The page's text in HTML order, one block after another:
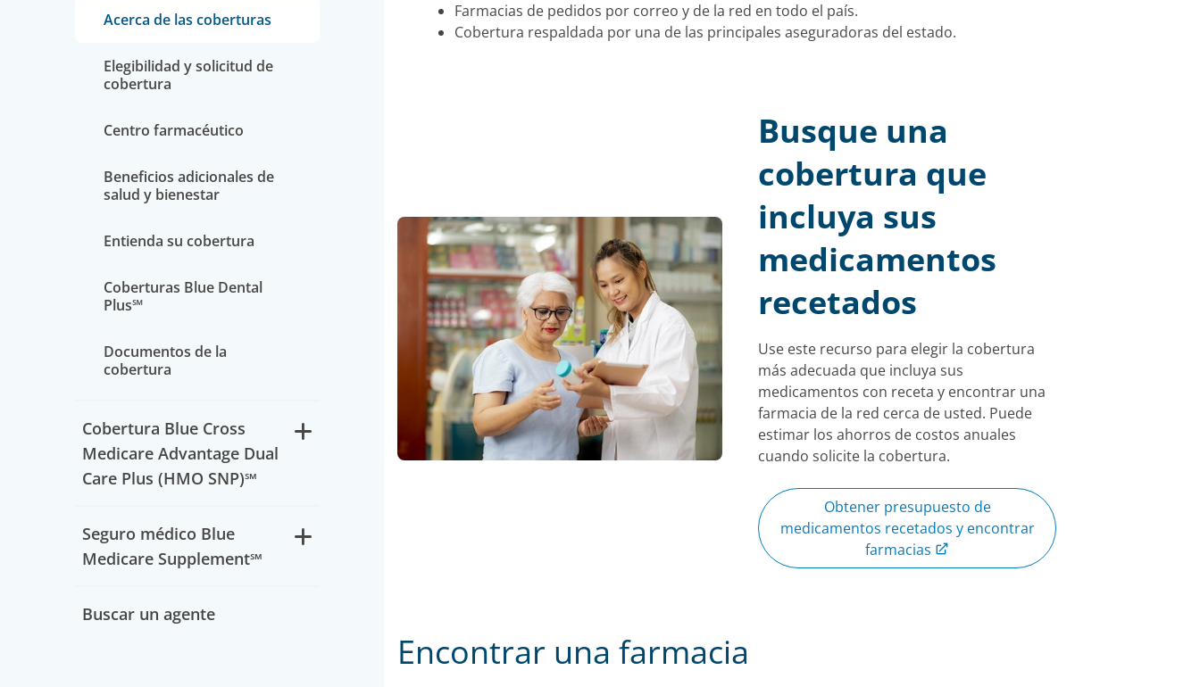
Acerca de las coberturas
Elegibilidad y solicitud de
cobertura
Centro farmacéutico
Beneficios adicionales de
salud y bienestar
Entienda su cobertura
Coberturas Blue Dental
Plus℠
Documentos de la
cobertura
Cobertura Blue Cross
Medicare Advantage Dual
Care Plus (HMO SNP)℠
Seguro médico Blue
Medicare Supplement℠
Buscar un agente
Farmacias de pedidos por correo y de la red en todo el país.
Cobertura respaldada por una de las principales aseguradoras del estado.
Busque una
cobertura que
incluya sus
medicamentos
recetados
Use este recurso para elegir la cobertura
más adecuada que incluya sus
medicamentos con receta y encontrar una
farmacia de la red cerca de usted. Puede
estimar los ahorros de costos anuales
cuando solicite la cobertura.
Obtener presupuesto de
medicamentos recetados y encontrar
farmacias
Encontrar una farmacia